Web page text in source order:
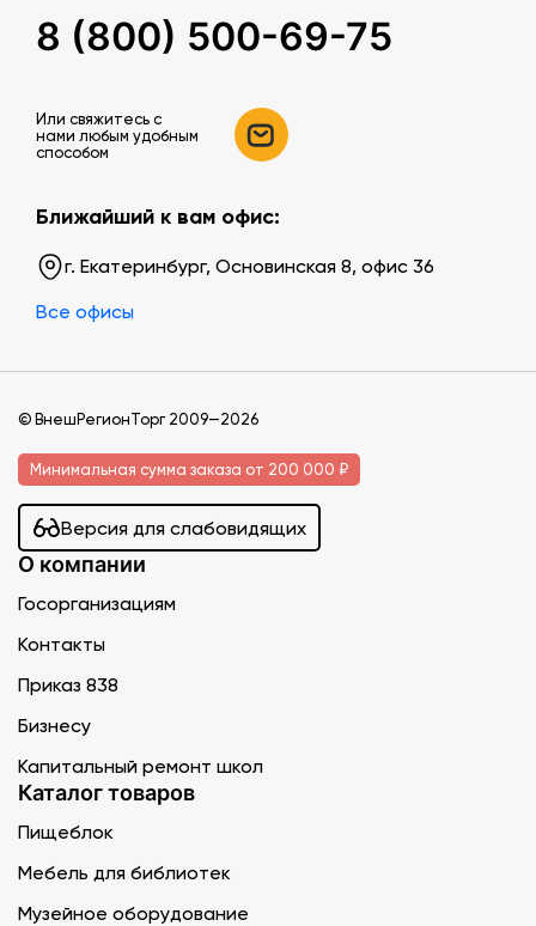
8 (800) 500-69-75
Или свяжитесь c
нами любым удобным
способом
Ближайший к вам офис:
г. Екатеринбург, Основинская 8, офис 36
Все офисы
© ВнешРегионТорг 2009—2026
Минимальная сумма заказа от 200 000 ₽
Версия для слабовидящих
О компании
Госорганизациям
Контакты
Приказ 838
Бизнесу
Капитальный ремонт школ
Каталог товаров
Пищеблок
Мебель для библиотек
Музейное оборудование